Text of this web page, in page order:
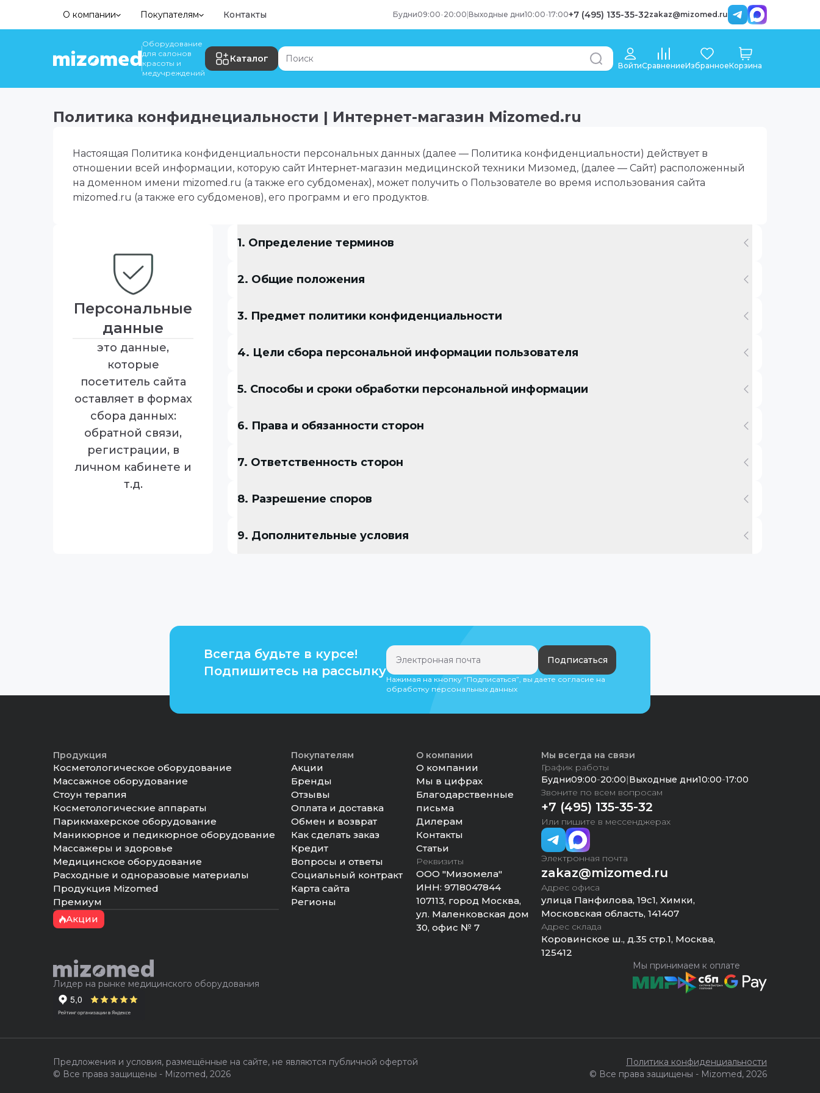
О компании Покупателям Контакты Будни09:00-20:00 Выходные дни10:00-17:00+7 (495) 135-35-32zakaz@mizomed.ru
Оборудование
для салонов
красоты и
медучреждений
Каталог
ВойтиСравнениеИзбранноеКорзина
Политика конфиднециальности | Интернет-магазин Mizomed.ru
Настоящая Политика конфиденциальности персональных данных (далее — Политика конфиденциальности) действует в
отношении всей информации, которую сайт Интернет-магазин медицинской техники Мизомед, (далее — Сайт) расположенный
на доменном имени mizomed.ru (а также его субдоменах), может получить о Пользователе во время использования сайта
mizomed.ru (а также его субдоменов), его программ и его продуктов.
Персональные
данные
это данные,
которые
посетитель сайта
оставляет в формах
сбора данных:
обратной связи,
регистрации, в
личном кабинете и
т.д.
1. Определение терминов
2. Общие положения
3. Предмет политики конфиденциальности
4. Цели сбора персональной информации пользователя
5. Способы и сроки обработки персональной информации
6. Права и обязанности сторон
7. Ответственность сторон
8. Разрешение споров
9. Дополнительные условия
Всегда будьте в курсе!
Подпишитесь на рассылку
Подписаться
Нажимая на кнопку “Подписаться”, вы даете согласие на
обработку персональных данных
Продукция
Косметологическое оборудование
Массажное оборудование
Стоун терапия
Косметологические аппараты
Парикмахерское оборудование
Маникюрное и педикюрное оборудование
Массажеры и здоровье
Медицинское оборудование
Расходные и одноразовые материалы
Продукция Mizomed
Премиум
Акции
Покупателям
Акции
Бренды
Отзывы
Оплата и доставка
Обмен и возврат
Как сделать заказ
Кредит
Вопросы и ответы
Социальный контракт
Карта сайта
Регионы
О компании
О компании
Мы в цифрах
Благодарственные
письма
Дилерам
Контакты
Статьи
Реквизиты
ООО "Мизомела"
ИНН: 9718047844
107113, город Москва,
ул. Маленковская дом
30, офис № 7
Мы всегда на связи
График работы
Будни09:00-20:00|Выходные дни10:00-17:00
Звоните по всем вопросам
+7 (495) 135-35-32
Или пишите в мессенджерах
Электронная почта
zakaz@mizomed.ru
Адрес офиса
улица Панфилова, 19с1, Химки,
Московская область, 141407
Адрес склада
Коровинское ш., д.35 стр.1, Москва,
125412
Лидер на рынке медицинского оборудования
Мы принимаем к оплате
Предложения и условия, размещённые на сайте, не являются публичной офертой
© Все права защищены - Mizomed, 2026
Политика конфиденциальности
© Все права защищены - Mizomed, 2026